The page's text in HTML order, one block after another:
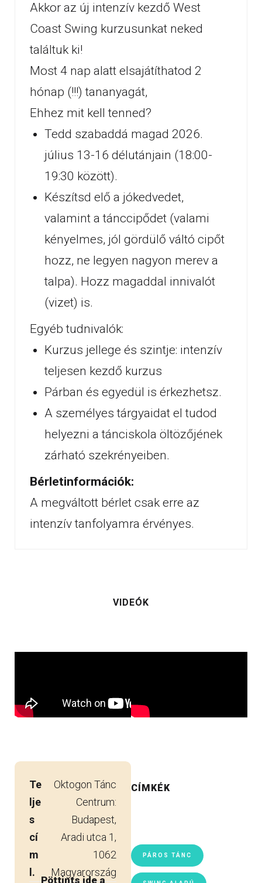
Akkor az új intenzív kezdő West
Coast Swing kurzusunkat neked
találtuk ki!
Most 4 nap alatt elsajátíthatod 2
hónap (!!!) tananyagát,
Ehhez mit kell tenned?
Tedd szabaddá magad 2026.
július 13-16 délutánjain (18:00-
19:30 között).
Készítsd elő a jókedvedet,
valamint a tánccipődet (valami
kényelmes, jól gördülő váltó cipőt
hozz, ne legyen nagyon merev a
talpa). Hozz magaddal innivalót
(vizet) is.
Egyéb tudnivalók:
Kurzus jellege és szintje: intenzív
teljesen kezdő kurzus
Párban és egyedül is érkezhetsz.
A személyes tárgyaidat el tudod
helyezni a tánciskola öltözőjének
zárható szekrényeiben.
Bérletinformációk:
A megváltott bérlet csak erre az
intenzív tanfolyamra érvényes.
VIDEÓK
Te
lje
s
cí
m
l.
Oktogon Tánc
Centrum:
Budapest,
Aradi utca 1,
1062
Magyarország
Pöttints ide a
CÍMKÉK
PÁROS TÁNC